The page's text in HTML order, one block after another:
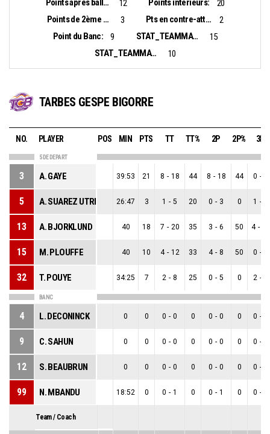
Points après balles perdues: 12 Points intérieurs:
20
Points de 2ème chance:
3 Pts en contre-attaque:
2
Point du Banc:
9 STAT_TEAMMATCH_BASKETBALL_sBiggestLead_NAME:
15
STAT_TEAMMATCH_BASKETBALL_sBiggestScoringRun_NAME:
10
TARBES GESPE BIGORRE
NO. PLAYER POS MIN PTS TT TT% 2P 2P% 3P
5 DE DEPART
3 A. GAYE 39:53 21 8 - 18 44 8 - 18 44 0 -
5 A. SUAREZ UTRERO 26:47 3 1 - 5 20 0 - 3 0 1 -
13 A. BJORKLUND 40 18 7 - 20 35 3 - 6 50 4 -
15 M. PLOUFFE 40 10 4 - 12 33 4 - 8 50 0 -
32 T. POUYE 34:25 7 2 - 8 25 0 - 5 0 2 -
BANC
4 L. DECONINCK 0 0 0 - 0 0 0 - 0 0 0 -
9 C. SAHUN 0 0 0 - 0 0 0 - 0 0 0 -
12 S. BEAUBRUN 0 0 0 - 0 0 0 - 0 0 0 -
99 N. MBANDU 18:52 0 0 - 1 0 0 - 1 0 0 -
Team / Coach